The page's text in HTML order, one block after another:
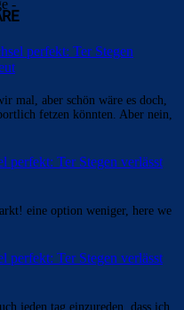
Überspringen